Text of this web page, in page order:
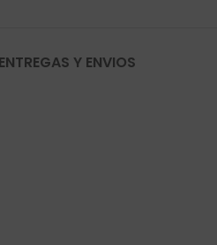
ENTREGAS Y ENVIOS